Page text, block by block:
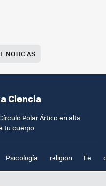
NOTICIAS
Ciencia
Polar Ártico en alta
tu cuerpo
Psicología religion Fe